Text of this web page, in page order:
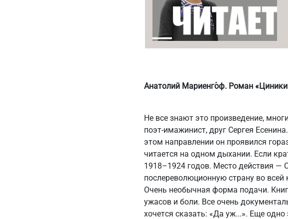
Анатолий Мариенго́ф. Роман
Не все знают это произведение,
поэт-имажинист, друг Сергея
этом направлении он проявился
читается на одном дыхании. Если
1918–1924 годов. Место действия —
послереволюционную страну во
Очень необычная форма подачи.
ужасов и боли. Все очень
хочется сказать: «Да уж...». Еще